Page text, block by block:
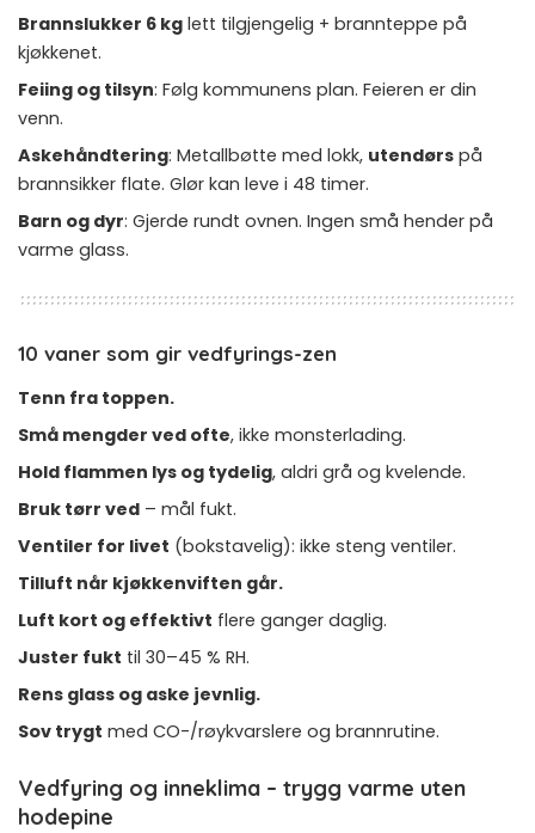
Brannslukker 6 kg lett tilgjengelig + brannteppe på
kjøkkenet.
Feiing og tilsyn: Følg kommunens plan. Feieren er din
venn.
Askehåndtering: Metallbøtte med lokk, utendørs på
brannsikker flate. Glør kan leve i 48 timer.
Barn og dyr: Gjerde rundt ovnen. Ingen små hender på
varme glass.
10 vaner som gir vedfyrings-zen
Tenn fra toppen.
Små mengder ved ofte, ikke monsterlading.
Hold flammen lys og tydelig, aldri grå og kvelende.
Bruk tørr ved – mål fukt.
Ventiler for livet (bokstavelig): ikke steng ventiler.
Tilluft når kjøkkenviften går.
Luft kort og effektivt flere ganger daglig.
Juster fukt til 30–45 % RH.
Rens glass og aske jevnlig.
Sov trygt med CO-/røykvarslere og brannrutine.
Vedfyring og inneklima – trygg varme uten
hodepine